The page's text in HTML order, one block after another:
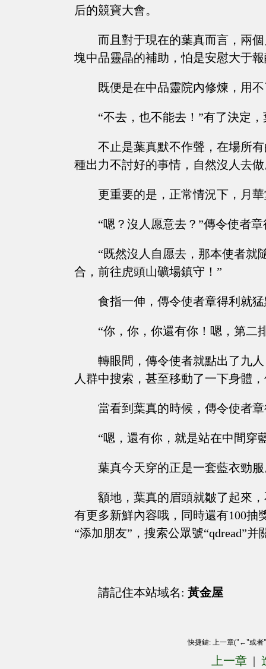
后的競寶大會。
而且對于現在的葉真而言，兩
塊中品靈晶的補助，怕是安慰大于
既便是在中品靈院內修煉，用
“不去，也不能去！”有了決定
不止是葉真默不作聲，在場所
種出力不討好的事情，自然沒人去
更重要的是，正常情況下，月
“嗯？沒人愿意去？”傳令使者
“既然沒人自愿去，那本使者就
合，前往虎頭山礦場鎮守！”
食指一伸，傳令使者章得利就
“你，你，你還有你！嗯，第二
轉眼間，傳令使者就點出了九
人群中搜索，甚至移動了一下身體
當看到葉真的時候，傳令使者
“嗯，還有你，就是站在中間穿
葉真今天穿的正是一套藍衣勁
額地，葉真的眉頭就皺了起來
有更多新鮮內容哦，同時還有100抽
“添加朋友”，搜索公眾號“qdread”
請記住本站域名: 黃金屋
快捷鍵: 上一章("←"或
上一章 |